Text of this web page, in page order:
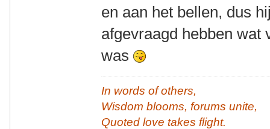
en aan het bellen, dus
afgevraagd hebben wat
was
In words of others,
Wisdom blooms, forums unite,
Quoted love takes flight.